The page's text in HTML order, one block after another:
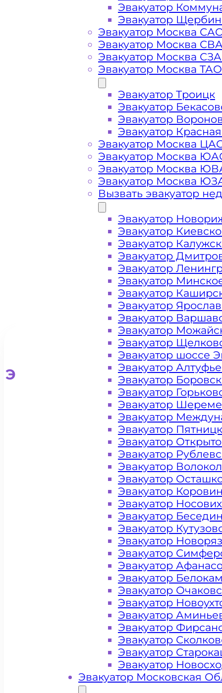
Стоимость
услуг
эвакуатора в
Лесном Озере
Эвакуатор для легковых
Цена от 4000 рублей
+ 100 РУБЛЕЙ ЗА КИЛОМЕТР
Эвакуатор
Эвакуатор
Эвакуатор Москва
Эвакуатор Москва
Эвакуатор Москва
Эвакуатор Москва ТАО
Эвакуатор Троицк
Эвакуатор
Эвакуатор
Эвакуатор
Эвакуатор Москва
Эвакуатор Москва
Эвакуатор Москва
Эвакуатор Москва
Вызвать эвакуатор
Эвакуатор
Эвакуатор
Эвакуатор
Эвакуатор
Эвакуатор
Эвакуатор
Эвакуатор
Эвакуатор
Эвакуатор
Эвакуатор
Эвакуатор
Эвакуатор шоссе
Эвакуатор
Эвакуатор
Эвакуатор
Эвакуатор
Эвакуатор
Эвакуатор
Эвакуатор
Эвакуатор
Эвакуатор
Эвакуатор
Эвакуатор
Эвакуатор
Эвакуатор
Эвакуатор
Эвакуатор
Эвакуатор
Эвакуатор
Эвакуатор
Эвакуатор
Эвакуатор
Эвакуатор
Эвакуатор
Эвакуатор
Эвакуатор
Эвакуатор
Эвакуатор Московская